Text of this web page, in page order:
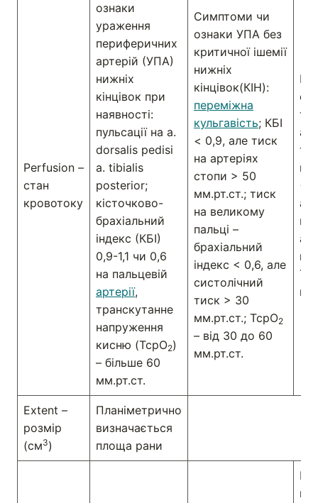
Perfusion –
стан
кровотоку
ознаки
ураження
периферичних
артерій (УПА)
нижніх
кінцівок при
наявності:
пульсації на a.
dorsalis pedisі
a. tibialis
posterior;
кісточково-
брахіальний
індекс (КБІ)
0,9-1,1 чи 0,6
на пальцевій
артерії,
транскутанне
напруження
кисню (TcpO2)
– більше 60
мм.рт.ст.
Симптоми чи
ознаки УПА без
критичної ішемії
нижніх
кінцівок(КІН):
переміжна
кульгавість; КБІ
< 0,9, але тиск
на артеріях
стопи > 50
мм.рт.ст.; тиск
на великому
пальці –
брахіальний
індекс < 0,6, але
систолічний
тиск > 30
мм.рт.ст.; TcpO2
– від 30 до 60
мм.рт.ст.
<
Extent –
розмір
(см3)
Планіметрично
визначається
площа рани
Всі